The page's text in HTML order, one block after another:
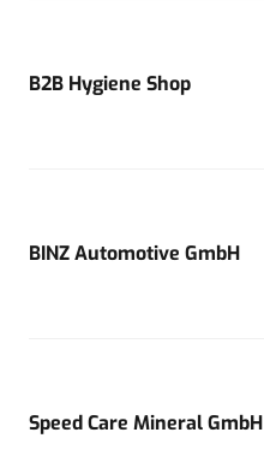
B2B Hygiene Shop
BINZ Automotive GmbH
Speed Care Mineral GmbH